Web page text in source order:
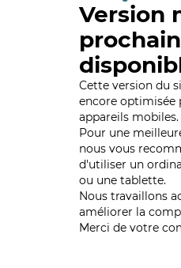
Version
Cette version du
encore optimisée
appareils mobiles.
Pour une
nous vous
d'utiliser un
ou une tablette.
Nous travaillons
améliorer la
Merci de votre